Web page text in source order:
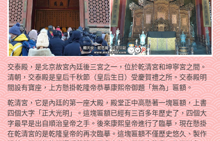
交泰殿，是北京故宮內廷後三宮之一，位於乾清宮和坤寧宮之間。
清朝，交泰殿是皇后千秋節（皇后生日）受慶賀禮之所。交泰殿明
間設有寶座，上方懸掛乾隆帝恭摹康熙帝御題「無為」匾額。
乾清宮，它是內廷的第一座大殿，殿堂正中高懸著一塊匾額，上書
四個大字「正大光明」。這塊匾額已經有三百多年歷史了，四個大
字最早是出自順治皇帝之手。後來康熙皇帝進行了臨摹，現在懸掛
在乾清宮的是乾隆皇帝的再次臨摹。這塊匾額不僅歷史悠久、製作